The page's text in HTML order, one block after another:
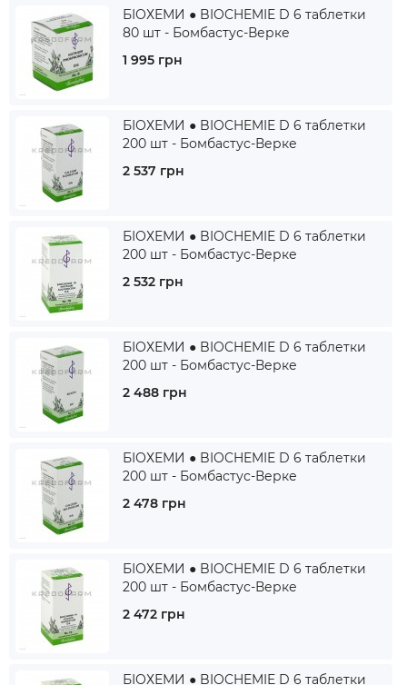
БІОХЕМИ ● BIOCHEMIE D 6 таблетки
80 шт - Бомбастус-Верке
1 995 грн
БІОХЕМИ ● BIOCHEMIE D 6 таблетки
200 шт - Бомбастус-Верке
2 537 грн
БІОХЕМИ ● BIOCHEMIE D 6 таблетки
200 шт - Бомбастус-Верке
2 532 грн
БІОХЕМИ ● BIOCHEMIE D 6 таблетки
200 шт - Бомбастус-Верке
2 488 грн
БІОХЕМИ ● BIOCHEMIE D 6 таблетки
200 шт - Бомбастус-Верке
2 478 грн
БІОХЕМИ ● BIOCHEMIE D 6 таблетки
200 шт - Бомбастус-Верке
2 472 грн
БІОХЕМИ ● BIOCHEMIE D 6 таблетки